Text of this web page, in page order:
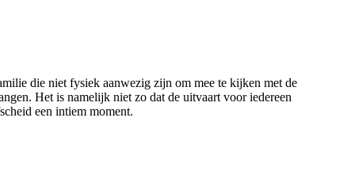
die niet fysiek aanwezig zijn om mee te kijken met de
Het is namelijk niet zo dat de uitvaart voor iedereen
een intiem moment.